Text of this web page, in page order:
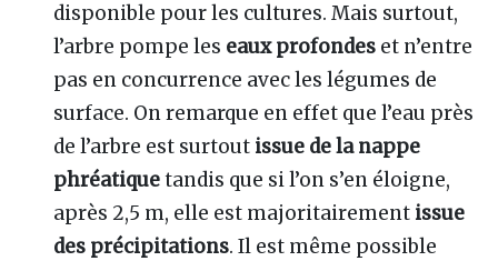
disponible pour les cultures. Mais surtout,
l’arbre pompe les eaux profondes et n’entre
pas en concurrence avec les légumes de
surface. On remarque en effet que l’eau près
de l’arbre est surtout issue de la nappe
phréatiquetandis que si l’on s’en éloigne,
après 2,5 m, elle est majoritairement issue
des précipitations. Il est même possible